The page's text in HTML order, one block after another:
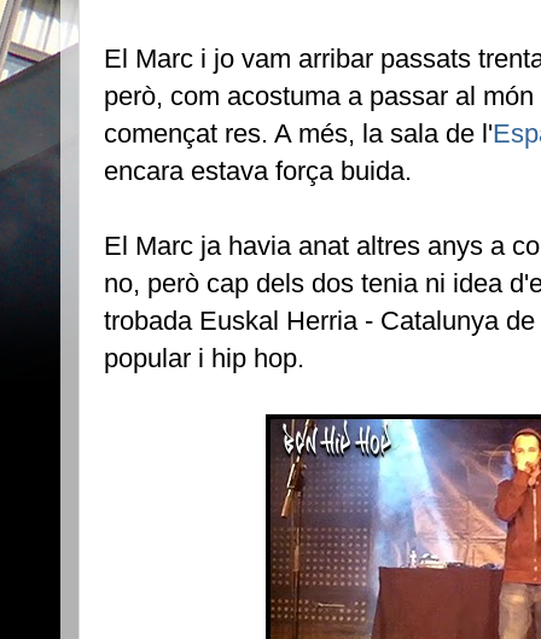
El Marc i jo vam arribar passats
però, com acostuma a passar al
començat res. A més, la sala de l'
encara estava força buida.
El Marc ja havia anat altres anys a
no, però cap dels dos tenia ni idea
trobada Euskal Herria - Catalunya
popular i hip hop.